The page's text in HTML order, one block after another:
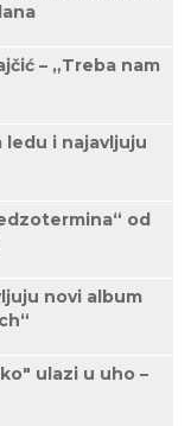
– „Treba nam
ledu i najavljuju
od
novi album
ulazi u uho –